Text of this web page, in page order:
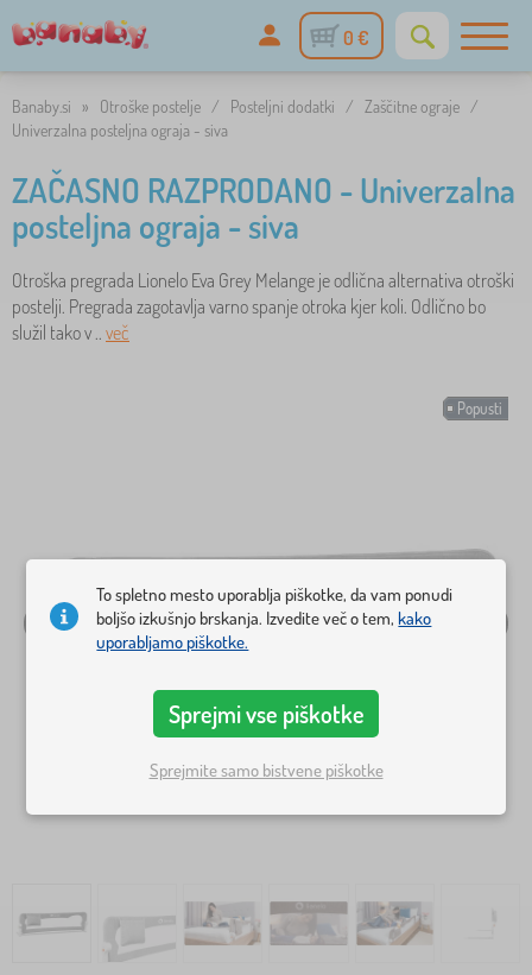
0 €
Banaby.si » Otroške postelje / Posteljni dodatki / Zaščitne ograje /
Univerzalna posteljna ograja - siva
ZAČASNO RAZPRODANO - Univerzalna
posteljna ograja - siva
Otroška pregrada Lionelo Eva Grey Melange je odlična alternativa otroški
postelji. Pregrada zagotavlja varno spanje otroka kjer koli. Odlično bo
služil tako v .. več
Popusti
To spletno mesto uporablja piškotke, da vam ponudi
boljšo izkušnjo brskanja. Izvedite več o tem,kako
uporabljamo piškotke.
Sprejmi vse piškotke
Sprejmite samo bistvene piškotke